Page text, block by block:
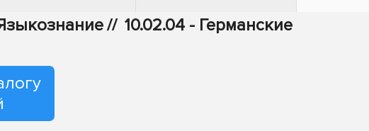
// 10.02.04 - Германские